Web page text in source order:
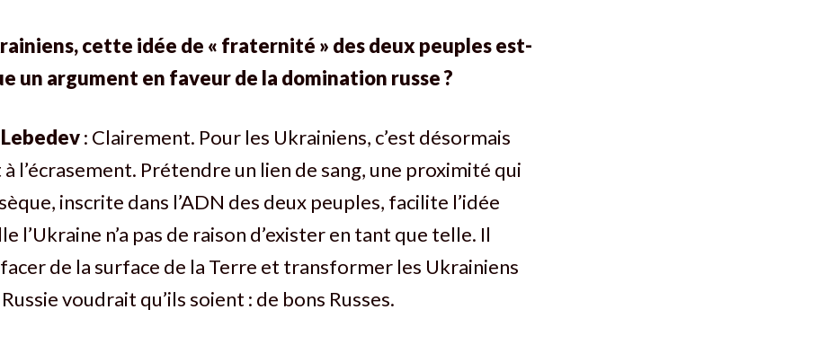
cette idée de « fraternité » des deux peuples est-
un argument en faveur de la domination russe ?
: Clairement. Pour les Ukrainiens, c’est désormais
l’écrasement. Prétendre un lien de sang, une proximité qui
inscrite dans l’ADN des deux peuples, facilite l’idée
l’Ukraine n’a pas de raison d’exister en tant que telle. Il
de la surface de la Terre et transformer les Ukrainiens
voudrait qu’ils soient : de bons Russes.